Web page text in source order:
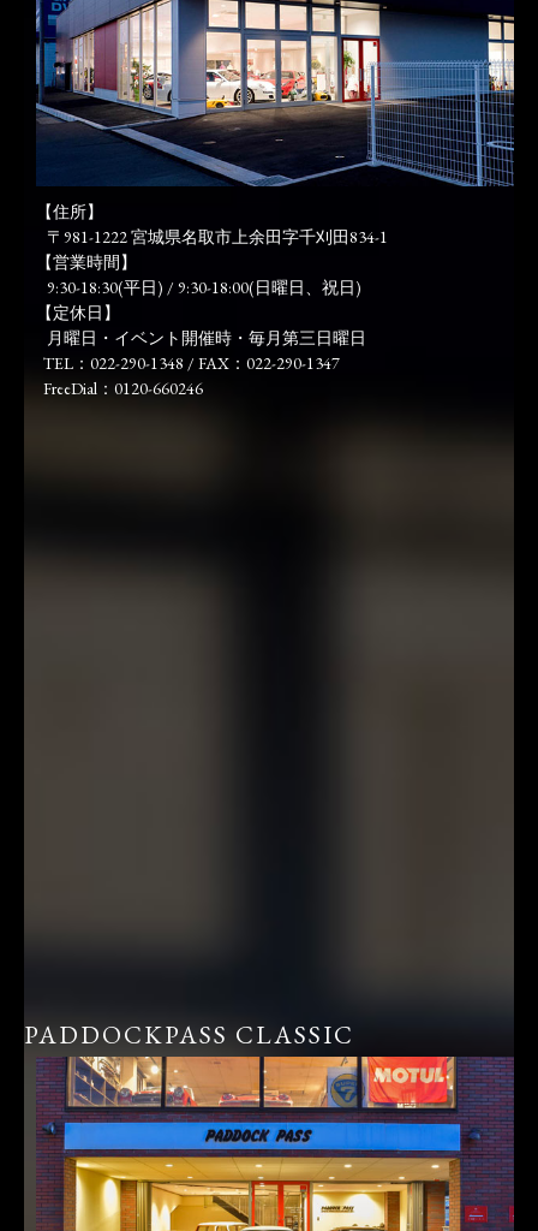
【住所】
〒981-1222 宮城県名取市上余田字千刈田834-1
【営業時間】
9:30-18:30(平日) / 9:30-18:00(日曜日、祝日)
【定休日】
月曜日・イベント開催時・毎月第三日曜日
TEL：022-290-1348 / FAX：022-290-1347
FreeDial：0120-660246
PADDOCKPASS CLASSIC